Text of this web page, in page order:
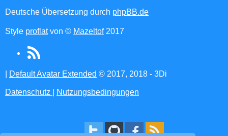
Deutsche Übersetzung durch phpBB.de
Style proflatvon © Mazeltof2017
RSS
(Opens
Default Avatar Extended © 2017, 2018 - 3Di
Datenschutz Nutzungsbedingungen